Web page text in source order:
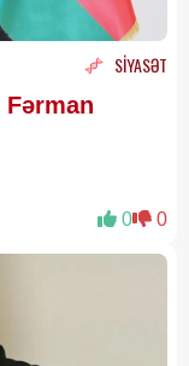
SİYASƏT
Fərman
0 0